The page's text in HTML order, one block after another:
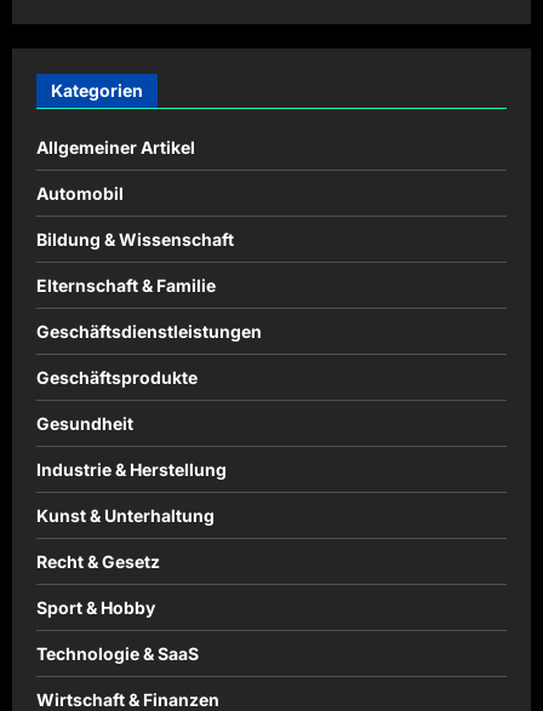
Kategorien
Allgemeiner Artikel
Automobil
Bildung & Wissenschaft
Elternschaft & Familie
Geschäftsdienstleistungen
Geschäftsprodukte
Gesundheit
Industrie & Herstellung
Kunst & Unterhaltung
Recht & Gesetz
Sport & Hobby
Technologie & SaaS
Wirtschaft & Finanzen